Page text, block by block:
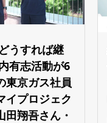
うすれば継
有志活動が6
東京ガス社員
イプロジェク
田翔吾さん・